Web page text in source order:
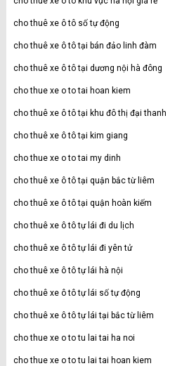
cho thuê xe ô tô số tự động
cho thuê xe ô tô tại bán đảo linh đàm
cho thuê xe ô tô tại dương nội hà đông
cho thue xe o to tai hoan kiem
cho thuê xe ô tô tại khu đô thị đại thanh
cho thuê xe ô tô tại kim giang
cho thue xe o to tai my dinh
cho thuê xe ô tô tại quận bắc từ liêm
cho thuê xe ô tô tại quận hoàn kiếm
cho thuê xe ô tô tự lái đi du lịch
cho thuê xe ô tô tự lái đi yên tử
cho thuê xe ô tô tự lái hà nội
cho thuê xe ô tô tự lái số tự động
cho thuê xe ô tô tự lái tại bắc từ liêm
cho thue xe o to tu lai tai ha noi
cho thue xe o to tu lai tai hoan kiem